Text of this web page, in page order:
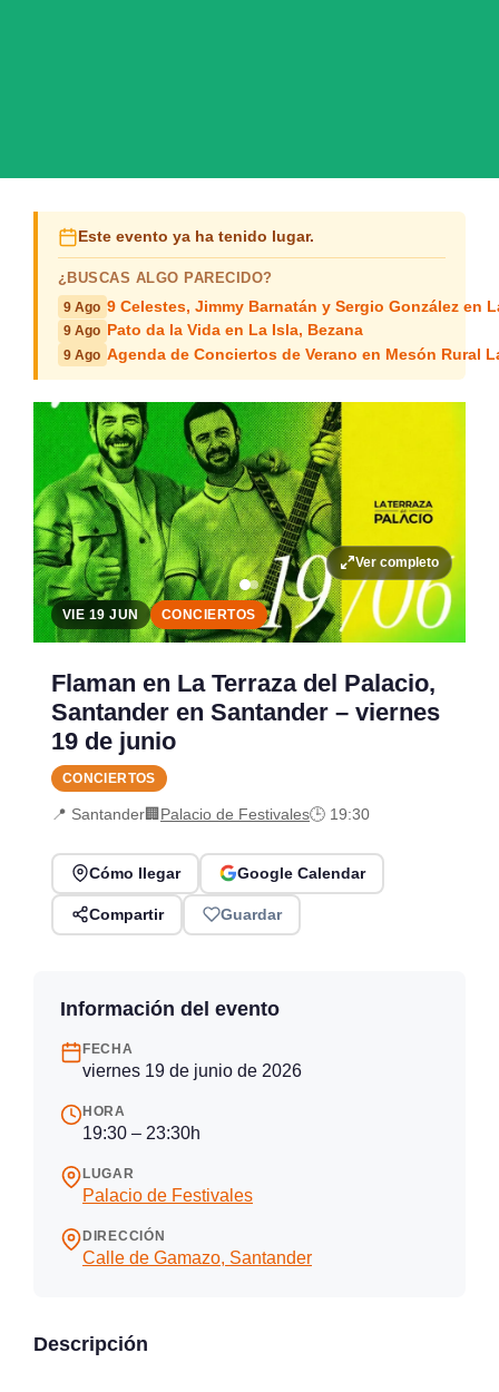
Este evento ya ha tenido lugar.
¿BUSCAS ALGO PARECIDO?
9 Ago 9 Celestes, Jimmy Barnatán y Sergio González en
9 Ago Pato da la Vida en La Isla, Bezana
9 Ago Agenda de Conciertos de Verano en Mesón Rural
Ver completo
VIE 19 JUN CONCIERTOS
Flaman en La Terraza del Palacio,
Santander en Santander – viernes
19 de junio
CONCIERTOS
📍 Santander🏢Palacio de Festivales🕒 19:30
Cómo llegar Google Calendar
Compartir Guardar
Información del evento
FECHA
viernes 19 de junio de 2026
HORA
19:30 – 23:30h
LUGAR
Palacio de Festivales
DIRECCIÓN
Calle de Gamazo, Santander
Descripción